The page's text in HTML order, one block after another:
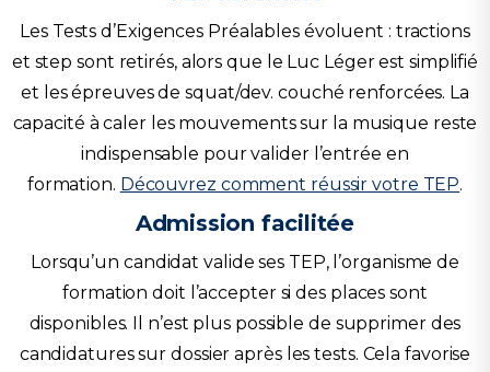
Les Tests d’Exigences Préalables évoluent : tractions
et step sont retirés, alors que le Luc Léger est simplifié
et les épreuves de squat/dev. couché renforcées. La
capacité à caler les mouvements sur la musique reste
indispensable pour valider l’entrée en
formation. Découvrez comment réussir votre TEP.
Admission facilitée
Lorsqu’un candidat valide ses TEP, l’organisme de
formation doit l’accepter si des places sont
disponibles. Il n’est plus possible de supprimer des
candidatures sur dossier après les tests. Cela favorise